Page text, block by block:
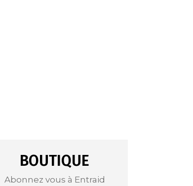
BOUTIQUE
Abonnez vous à Entraid